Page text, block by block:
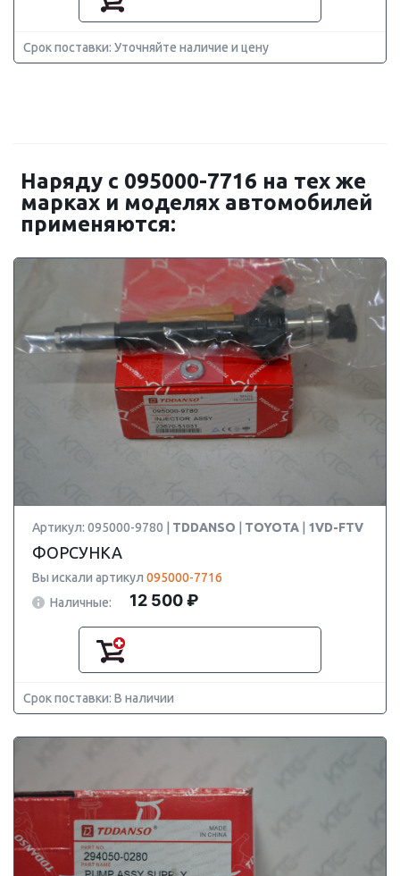
Срок поставки: Уточняйте наличие и цену
Наряду с 095000-7716 на тех же
марках и моделях автомобилей
применяются:
Артикул: 095000-9780 | TDDANSO TOYOTA 1VD-FTV
ФОРСУНКА
Вы искали артикул 095000-7716
Наличные:
12 500 ₽
Срок поставки: В наличии